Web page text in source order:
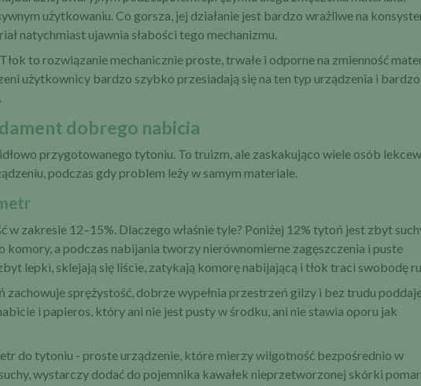
użytkowaniu. Co gorsza, jej działanie jest bardzo wrażliwe na
natychmiast ujawnia słabości tego mechanizmu.
to rozwiązanie mechanicznie proste, trwałe i odporne na zmienność
użytkownicy bardzo szybko przesiadają się na ten typ urządzenia i bardzo
dobrego nabicia
przygotowanego tytoniu. To truizm, ale zaskakująco wiele osób
podczas gdy problem leży w samym materiale.
zakresie 12–15%. Dlaczego właśnie tyle? Poniżej 12% tytoń jest zbyt
komory, a podczas nabijania tworzy nierównomierne zagęszczenia i puste
lepki, sklejają się liście, zatykają komorę nabijającą i tłok traci swobodę
sprężystość, dobrze wypełnia przestrzeń gilzy i bez trudu
i papieros, który ani nie jest pusty w środku, ani nie stawia oporu jak
do tytoniu - proste urządzenie, które mierzy wilgotność bezpośrednio w
wystarczy dodać do pojemnika kawałek nieprzetworzonej skórki